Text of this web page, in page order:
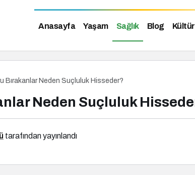
Anasayfa Yaşam Sağlık Blog
Bırakanlar Neden Suçluluk Hisseder?
Neden Suçluluk
tarafından yayınlandı